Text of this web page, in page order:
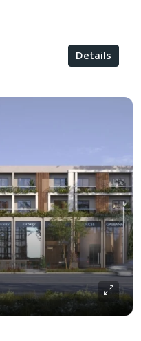
Details